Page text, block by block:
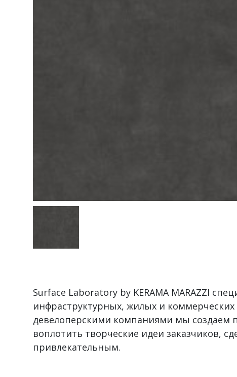
Surface Laboratory by KERAMA MARAZZI
инфраструктурных, жилых и
девелоперскими компаниями мы
воплотить творческие идеи заказчиков,
привлекательным.